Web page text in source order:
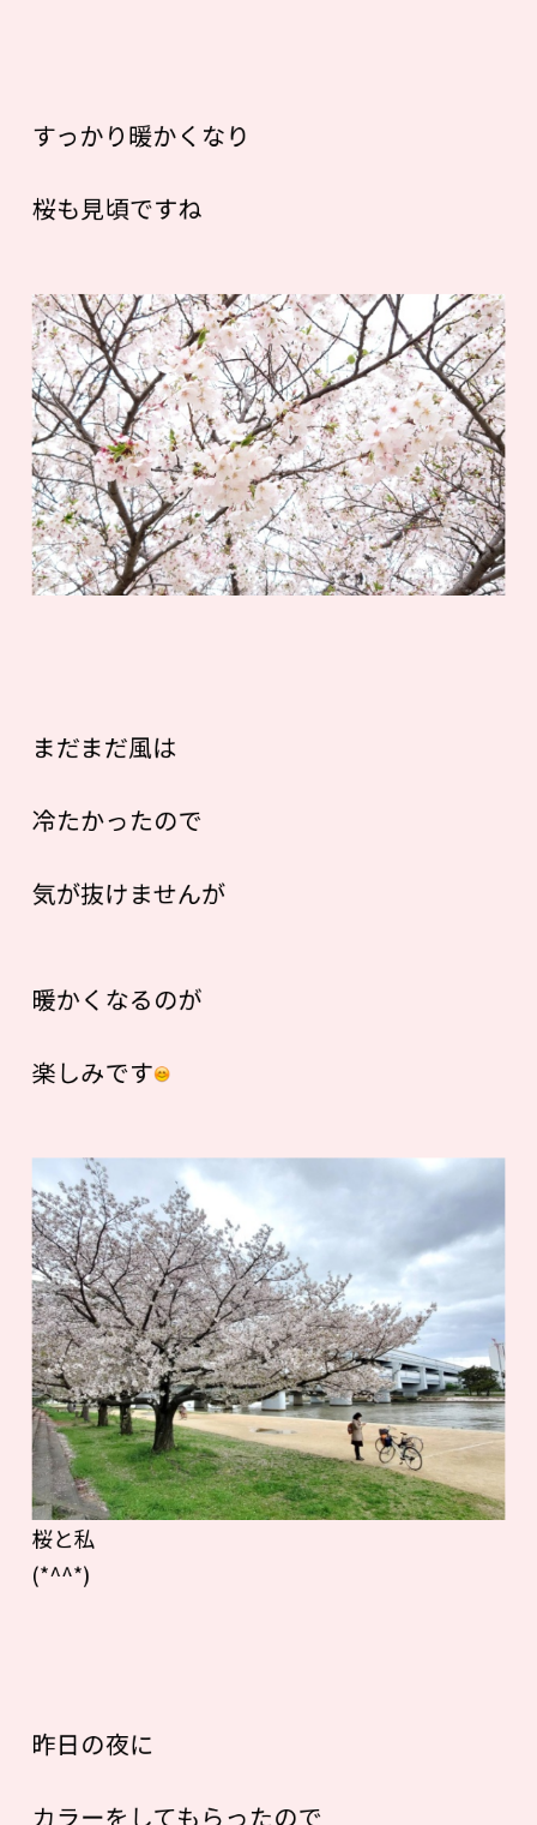
すっかり暖かくなり
桜も見頃ですね
まだまだ風は
冷たかったので
気が抜けませんが
暖かくなるのが
楽しみです
桜と私
(*^^*)
昨日の夜に
カラーをしてもらったので